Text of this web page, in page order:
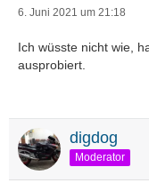
6. Juni 2021 um 21:18
Ich wüsste nicht wie,
ausprobiert.
digdog
Moderator